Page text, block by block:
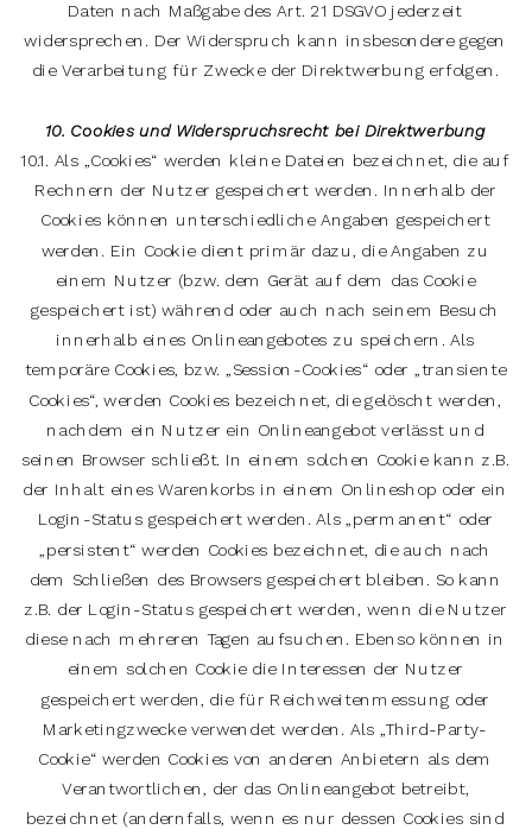
Daten nach Maßgabe des Art. 21 DSGVO jederzeit
widersprechen. Der Widerspruch kann insbesondere gegen
die Verarbeitung für Zwecke der Direktwerbung erfolgen.
10. Cookies und Widerspruchsrecht bei Direktwerbung
10.1. Als „Cookies“ werden kleine Dateien bezeichnet, die auf
Rechnern der Nutzer gespeichert werden. Innerhalb der
Cookies können unterschiedliche Angaben gespeichert
werden. Ein Cookie dient primär dazu, die Angaben zu
einem Nutzer (bzw. dem Gerät auf dem das Cookie
gespeichert ist) während oder auch nach seinem Besuch
innerhalb eines Onlineangebotes zu speichern. Als
temporäre Cookies, bzw. „Session-Cookies“ oder „transiente
Cookies“, werden Cookies bezeichnet, die gelöscht werden,
nachdem ein Nutzer ein Onlineangebot verlässt und
seinen Browser schließt. In einem solchen Cookie kann z.B.
der Inhalt eines Warenkorbs in einem Onlineshop oder ein
Login-Status gespeichert werden. Als „permanent“ oder
„persistent“ werden Cookies bezeichnet, die auch nach
dem Schließen des Browsers gespeichert bleiben. So kann
z.B. der Login-Status gespeichert werden, wenn die Nutzer
diese nach mehreren Tagen aufsuchen. Ebenso können in
einem solchen Cookie die Interessen der Nutzer
gespeichert werden, die für Reichweitenmessung oder
Marketingzwecke verwendet werden. Als „Third-Party-
Cookie“ werden Cookies von anderen Anbietern als dem
Verantwortlichen, der das Onlineangebot betreibt,
bezeichnet (andernfalls, wenn es nur dessen Cookies sind